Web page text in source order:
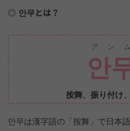
안무とは？
안
アンム
按舞、振り付け
안무は漢字語の「按舞」で日本